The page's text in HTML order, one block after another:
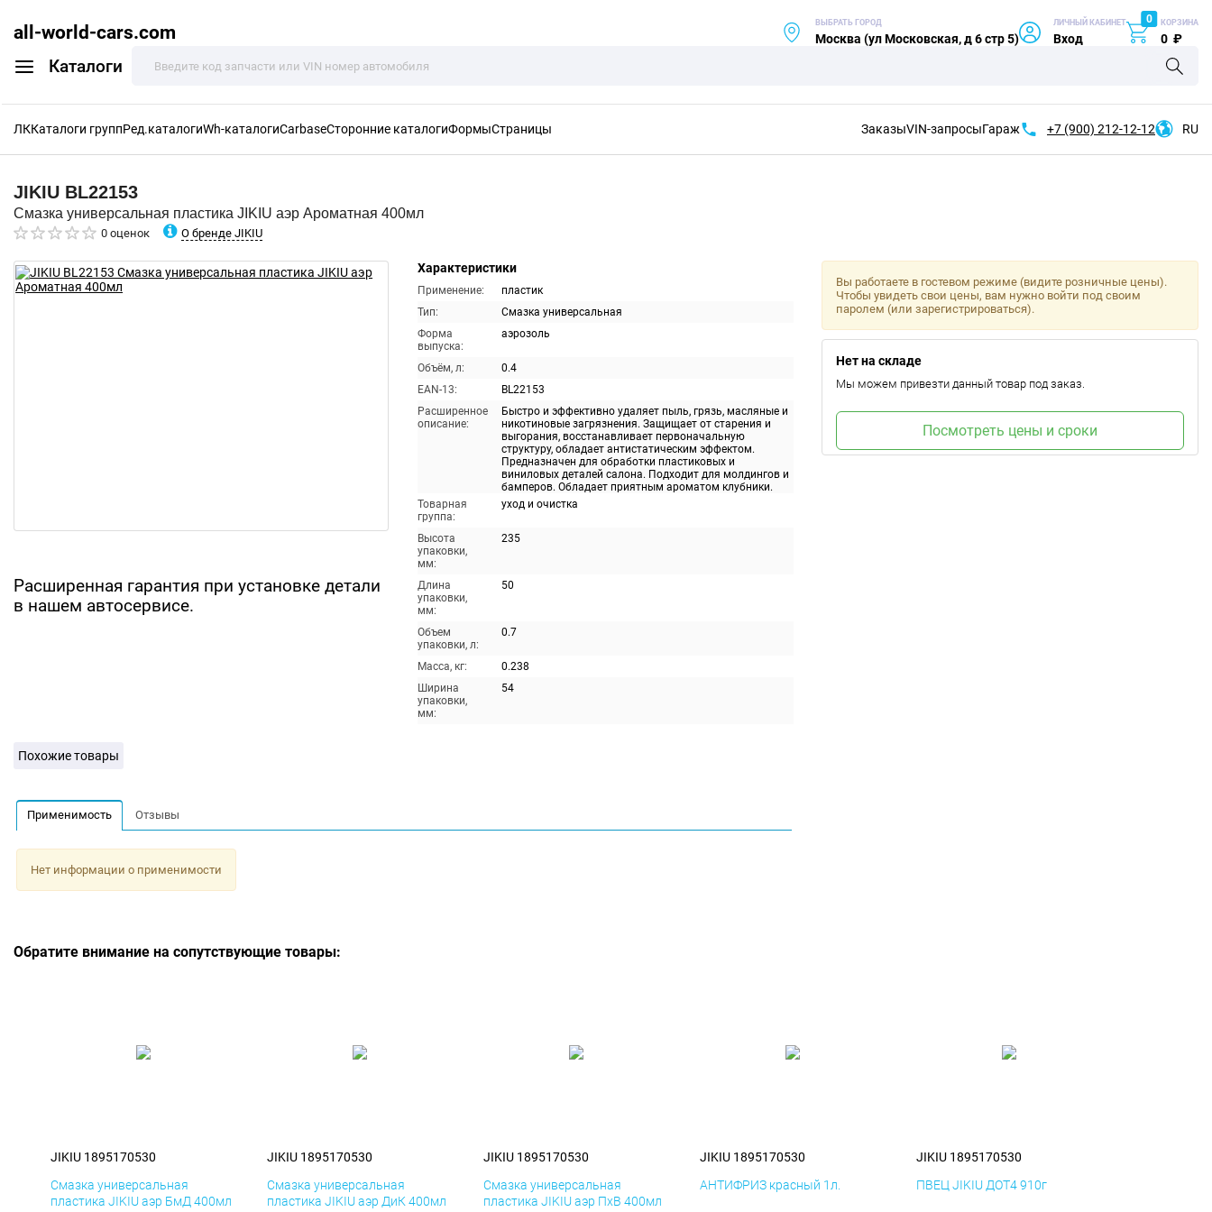
all-world-cars.com
Каталоги
ВЫБРАТЬ ГОРОД
Москва (ул Московская, д 6 стр 5)
ЛИЧНЫЙ КАБИНЕТ
Вход
0 КОРЗИНА
0 ₽
ЛККаталоги группРед.каталогиWh-каталогиCarbaseСторонние каталогиФормыСтраницы ЗаказыVIN-запросыГараж +7 (900) 212-12-12 RU
JIKIU BL22153
Смазка универсальная пластика JIKIU аэр Ароматная 400мл
0 оценок О бренде JIKIU
Расширенная гарантия при установке детали
в нашем автосервисе.
Характеристики
Применение:
пластик
Тип:
Смазка универсальная
Форма
выпуска:
аэрозоль
Объём, л:
0.4
EAN-13:
BL22153
Расширенное
описание:
Быстро и эффективно удаляет пыль, грязь, масляные и
никотиновые загрязнения. Защищает от старения и
выгорания, восстанавливает первоначальную
структуру, обладает антистатическим эффектом.
Предназначен для обработки пластиковых и
виниловых деталей салона. Подходит для молдингов и
бамперов. Обладает приятным ароматом клубники.
Товарная
группа:
уход и очистка
Высота
упаковки,
мм:
235
Длина
упаковки,
мм:
50
Объем
упаковки, л:
0.7
Масса, кг:
0.238
Ширина
упаковки,
мм:
54
Вы работаете в гостевом режиме (видите розничные цены).
Чтобы увидеть свои цены, вам нужно войти под своим
паролем (или зарегистрироваться).
Нет на складе
Мы можем привезти данный товар под заказ.
Посмотреть цены и сроки
Похожие товары
Применимость Отзывы
Нет информации о применимости
Обратите внимание на сопутствующие товары:
JIKIU 1895170530
Смазка универсальная
пластика JIKIU аэр БмД 400мл
JIKIU 1895170530
Смазка универсальная
пластика JIKIU аэр ДиК 400мл
JIKIU 1895170530
Смазка универсальная
пластика JIKIU аэр ПхВ 400мл
JIKIU 1895170530
АНТИФРИЗ красный 1л.
JIKIU 1895170530
ПВЕЦ JIKIU ДОТ4 910г